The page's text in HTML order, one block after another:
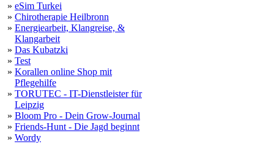
» eSim Turkei
» Chirotherapie Heilbronn
» Energiearbeit, Klangreise, &
Klangarbeit
» Das Kubatzki
» Test
» Korallen online Shop mit
Pflegehilfe
» TORUTEC - IT-Dienstleister für
Leipzig
» Bloom Pro - Dein Grow-Journal
» Friends-Hunt - Die Jagd beginnt
» Wordy